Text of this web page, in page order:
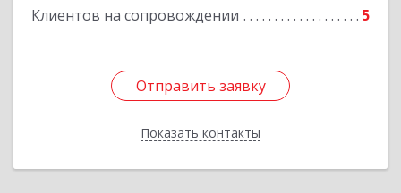
Клиентов на сопровождении 5
Отправить заявку
Показать контакты
Отправить заявку
Назад